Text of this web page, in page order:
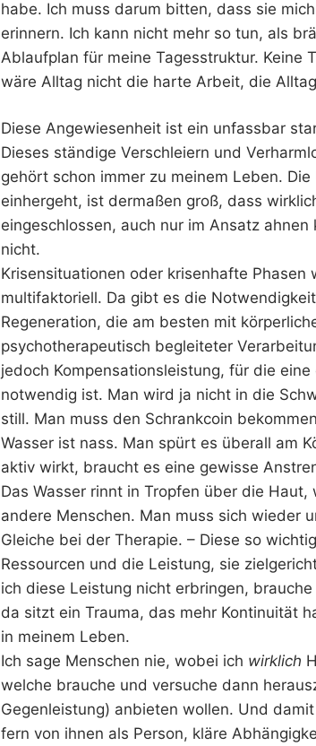
habe. Ich muss darum bitten, dass sie
erinnern. Ich kann nicht mehr so tun, als
Ablaufplan für meine Tagesstruktur. Keine
wäre Alltag nicht die harte Arbeit, die
Diese Angewiesenheit ist ein unfassbar
Dieses ständige Verschleiern und
gehört schon immer zu meinem Leben.
einhergeht, ist dermaßen groß, dass
eingeschlossen, auch nur im Ansatz
nicht.
Krisensituationen oder krisenhafte
multifaktoriell. Da gibt es die
Regeneration, die am besten mit
psychotherapeutisch begleiteter
jedoch Kompensationsleistung, für die
notwendig ist. Man wird ja nicht in die
still. Man muss den Schrankcoin
Wasser ist nass. Man spürt es überall am
aktiv wirkt, braucht es eine gewisse
Das Wasser rinnt in Tropfen über die Haut,
andere Menschen. Man muss sich wieder
Gleiche bei der Therapie. – Diese so
Ressourcen und die Leistung, sie
ich diese Leistung nicht erbringen,
da sitzt ein Trauma, das mehr Kontinuität
in meinem Leben.
Ich sage Menschen nie, wobei ich wirklich
welche brauche und versuche dann
Gegenleistung) anbieten wollen. Und
fern von ihnen als Person, kläre